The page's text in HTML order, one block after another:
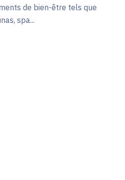
de bien-être tels que
spa...